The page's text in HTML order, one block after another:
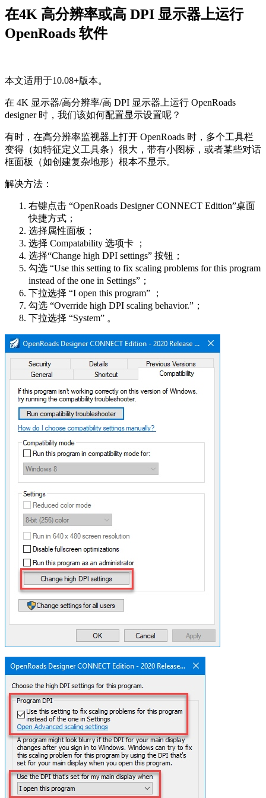
在4K 高分辨率或高 DPI 显示器上运行
OpenRoads 软件
本文适用于10.08+版本。
在 4K 显示器/高分辨率/高 DPI 显示器上运行 OpenRoads
designer 时，我们该如何配置显示设置呢？
有时，在高分辨率监视器上打开 OpenRoads 时，多个工具栏
变得（如特征定义工具条）很大，带有小图标，或者某些对话
框面板（如创建复杂地形）根本不显示。
解决方法：
右键点击 “OpenRoads Designer CONNECT Edition”桌面
快捷方式；
选择属性面板；
选择 Compatability 选项卡 ；
选择“Change high DPI settings” 按钮；
勾选 “Use this setting to fix scaling problems for this program
instead of the one in Settings”；
下拉选择 “I open this program” ；
勾选 “Override high DPI scaling behavior.”；
下拉选择 “System” 。